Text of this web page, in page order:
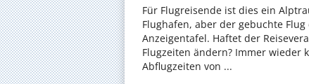
Für Flugreisende ist dies ein
Flughafen, aber der gebuchte
Anzeigentafel. Haftet der
Flugzeiten ändern? Immer wieder
Abflugzeiten von ...